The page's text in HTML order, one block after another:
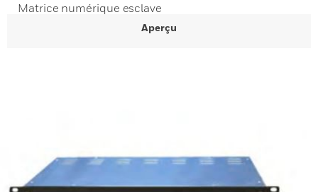
Matrice numérique esclave
Aperçu